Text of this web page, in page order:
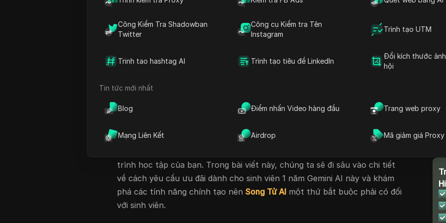
Công Kiểm Tra Shadowban
Twitter
Công cụ Kiểm tra Tên
Instagram
Trình tạo UTM
Trinh tao hashtag AI Trình tạo tiêu đề LinkedIn
Đổi kích thước
hội
Tin tức mới nhất
Blog Điểm nhấn Video hàng đầu Trang web proxy
Mạng Liên Kết Airdrop Mã giảm giá Proxy
cụ AI tiên tiến. Với chương trình khuyến mãiGemini 1 năm miễn phí dành
cho sinh viên
mở khóa các tài nguyên mạnh mẽ
các nhiệm vụ như nghiên cứu, viết và luyện thi.
Ưu đãi dành riêng cho sinh viên 1 năm Gemini AI này là một phần trong
cam kết của Google trong việc hỗ trợ giáo dục bằng cách cung cấp các
Gemini
, sinh viên có quyền truy cập vào các lợi íchmiễn phí 15 tháng của
Cho dù bạn đang làm bài tập, chuẩn bị cho kỳ thi hay tiến hành nghiên
trình học tập của bạn. Trong bài viết này, chúng ta sẽ đi sâu vào chi tiết
về cách yêu cầu ưu đãi dành cho sinh viên 1 năm Gemini AI này và khám
phá các tính năng chính tạo nênSong Tử AI một thứ bắt buộc phải có đối
với sinh viên.